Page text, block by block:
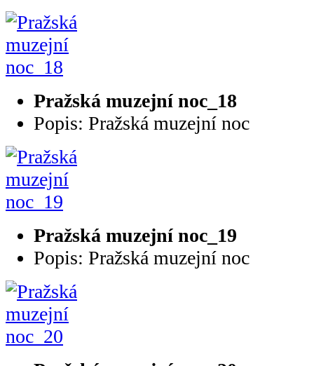
Pražská muzejní noc_18
Popis: Pražská muzejní noc
Pražská muzejní noc_19
Popis: Pražská muzejní noc